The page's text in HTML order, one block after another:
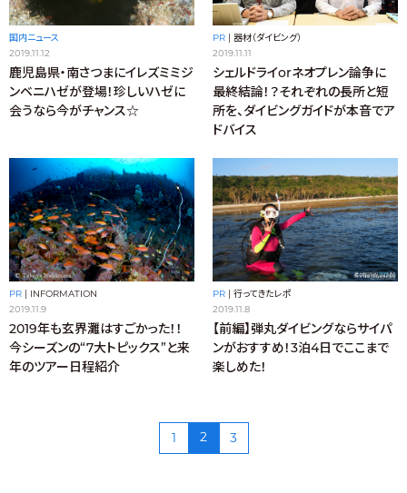
国内ニュース
2019.11.12
鹿児島県・南さつまにイレズミミジ
ンベニハゼが登場！珍しいハゼに
会うなら今がチャンス☆
PR
器材（ダイビング）
2019.11.11
シェルドライorネオプレン論争に
最終結論！？それぞれの長所と短
所を、ダイビングガイドが本音でア
ドバイス
PR | INFORMATION
2019.11.9
2019年も玄界灘はすごかった！！
今シーズンの“7大トピックス”と来
年のツアー日程紹介
PR | 行ってきたレポ
2019.11.8
【前編】弾丸ダイビングならサイパ
ンがおすすめ！3泊4日でここまで
楽しめた！
1 2 3